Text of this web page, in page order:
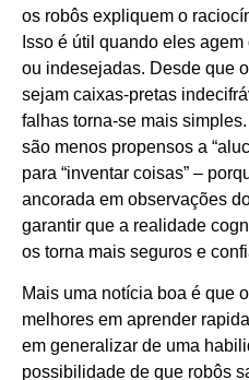
os robôs expliquem o
Isso é útil quando eles
ou indesejadas. Desde que
sejam caixas-pretas
falhas torna-se mais
são menos propensos a
para “inventar coisas” –
ancorada em observações
garantir que a realidade
os torna mais seguros e
Mais uma notícia boa é que
melhores em aprender
em generalizar de uma
possibilidade de que robôs